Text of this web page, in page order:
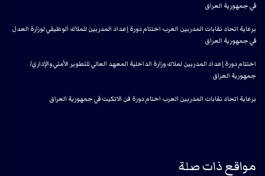
في جمهورية العراق
برعاية اتحاد نقابات المدربين العرب اختتام دورة إعداد المدربين للملاك الوظيفي لوزارة العدل
في جمهورية العراق
اختتام دورة إعداد المدربين لملاك وزارة الداخلية المعهد العالي للتطوير الأمني والإداري/
جمهورية العراق
برعاية اتحاد نقابات المدربين العرب اختام دورة فن الاتكيت في جمهورية العراق
مواقع ذات صلة